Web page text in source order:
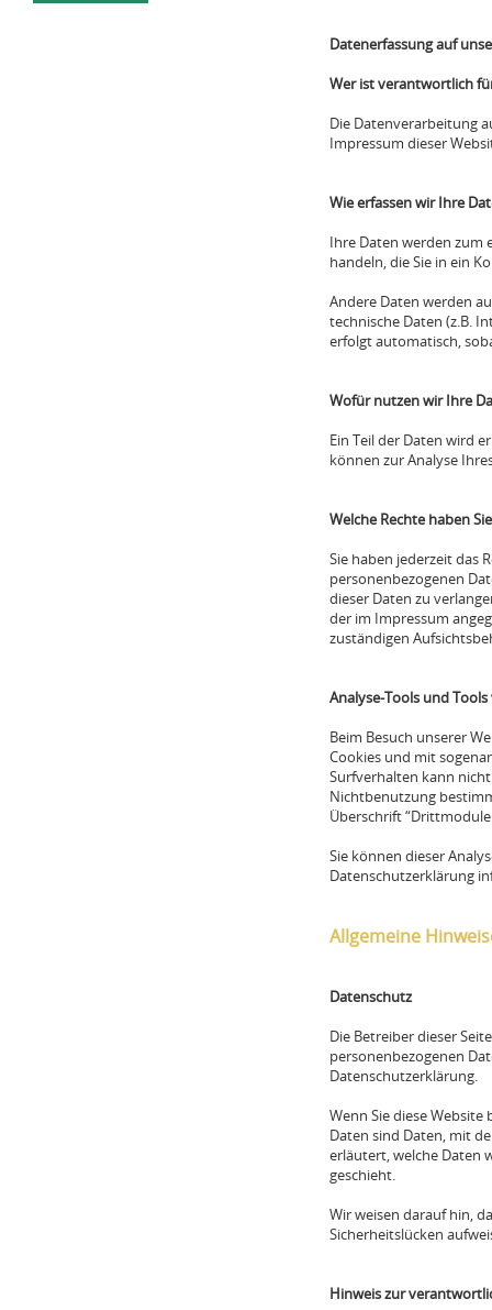
Datenerfassung auf
Wer ist verantwortlich
Die Datenverarbeitung
Impressum dieser
Wie erfassen wir Ihre
Ihre Daten werden zum
handeln, die Sie in ein
Andere Daten werden
technische Daten (z.B.
erfolgt automatisch,
Wofür nutzen wir Ihre
Ein Teil der Daten wird
können zur Analyse
Welche Rechte haben
Sie haben jederzeit das
personenbezogenen
dieser Daten zu
der im Impressum
zuständigen
Analyse-Tools und
Beim Besuch unserer
Cookies und mit
Surfverhalten kann
Nichtbenutzung
Überschrift
Sie können dieser
Datenschutzerklärung
Allgemeine
Datenschutz
Die Betreiber dieser
personenbezogenen
Datenschutzerklärung.
Wenn Sie diese
Daten sind Daten, mit
erläutert, welche Daten
geschieht.
Wir weisen darauf hin,
Sicherheitslücken
Hinweis zur